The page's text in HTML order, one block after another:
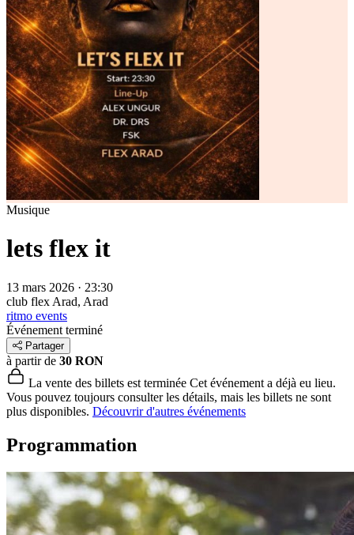
Musique
lets flex it
13 mars 2026 · 23:30
club flex Arad, Arad
ritmo events
Événement terminé
Partager
à partir de 30 RON
La vente des billets est terminée Cet événement a déjà eu lieu.
Vous pouvez toujours consulter les détails, mais les billets ne sont
plus disponibles. Découvrir d'autres événements
Programmation